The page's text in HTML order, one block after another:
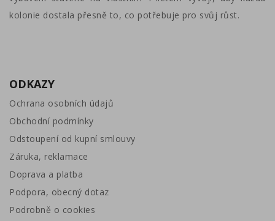
kolonie dostala přesně to, co potřebuje pro svůj růst.
ODKAZY
Ochrana osobních údajů
Obchodní podmínky
Odstoupení od kupní smlouvy
Záruka, reklamace
Doprava a platba
Podpora, obecný dotaz
Podrobně o cookies